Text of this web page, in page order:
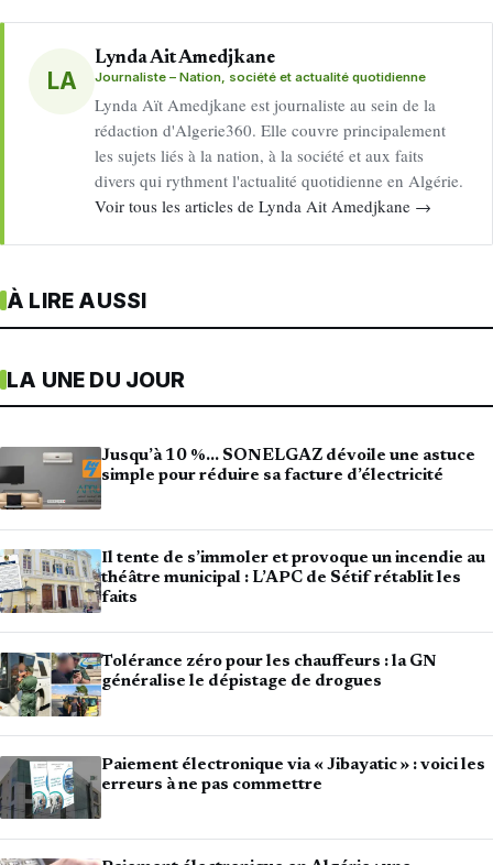
LA
Lynda Ait Amedjkane
Journaliste – Nation, société et actualité quotidienne
Lynda Aït Amedjkane est journaliste au sein de la
rédaction d'Algerie360. Elle couvre principalement
les sujets liés à la nation, à la société et aux faits
divers qui rythment l'actualité quotidienne en Algérie.
Voir tous les articles de Lynda Ait Amedjkane →
À LIRE AUSSI
LA UNE DU JOUR
Jusqu’à 10 %… SONELGAZ dévoile une astuce
simple pour réduire sa facture d’électricité
Il tente de s’immoler et provoque un incendie au
théâtre municipal : L’APC de Sétif rétablit les
faits
Tolérance zéro pour les chauffeurs : la GN
généralise le dépistage de drogues
Paiement électronique via « Jibayatic » : voici les
erreurs à ne pas commettre